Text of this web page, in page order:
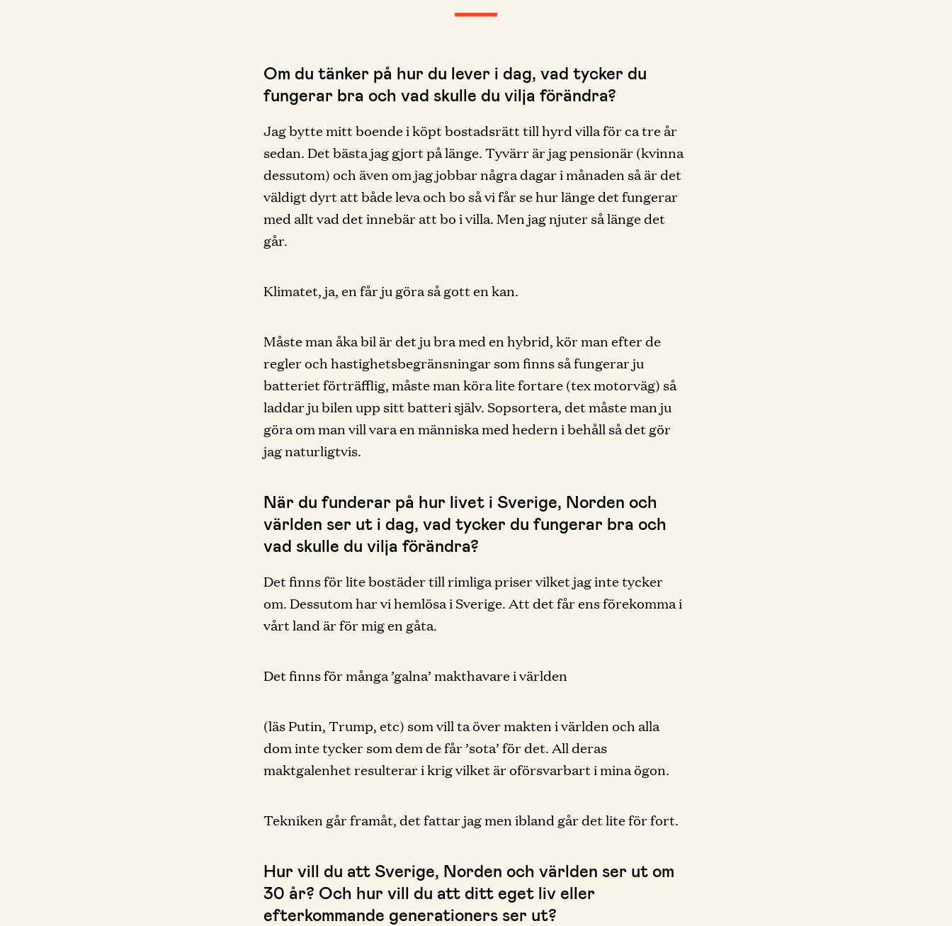
Om du tänker på hur du lever i dag, vad tycker du
fungerar bra och vad skulle du vilja förändra?
Jag bytte mitt boende i köpt bostadsrätt till hyrd villa för ca tre år
sedan. Det bästa jag gjort på länge. Tyvärr är jag pensionär (kvinna
dessutom) och även om jag jobbar några dagar i månaden så är det
väldigt dyrt att både leva och bo så vi får se hur länge det fungerar
med allt vad det innebär att bo i villa. Men jag njuter så länge det
går.
Klimatet, ja, en får ju göra så gott en kan.
Måste man åka bil är det ju bra med en hybrid, kör man efter de
regler och hastighetsbegränsningar som finns så fungerar ju
batteriet förträfflig, måste man köra lite fortare (tex motorväg) så
laddar ju bilen upp sitt batteri själv. Sopsortera, det måste man ju
göra om man vill vara en människa med hedern i behåll så det gör
jag naturligtvis.
När du funderar på hur livet i Sverige, Norden och
världen ser ut i dag, vad tycker du fungerar bra och
vad skulle du vilja förändra?
Det finns för lite bostäder till rimliga priser vilket jag inte tycker
om. Dessutom har vi hemlösa i Sverige. Att det får ens förekomma i
vårt land är för mig en gåta.
Det finns för många ’galna’ makthavare i världen
(läs Putin, Trump, etc) som vill ta över makten i världen och alla
dom inte tycker som dem de får ’sota’ för det. All deras
maktgalenhet resulterar i krig vilket är oförsvarbart i mina ögon.
Tekniken går framåt, det fattar jag men ibland går det lite för fort.
Hur vill du att Sverige, Norden och världen ser ut om
30 år? Och hur vill du att ditt eget liv eller
efterkommande generationers ser ut?